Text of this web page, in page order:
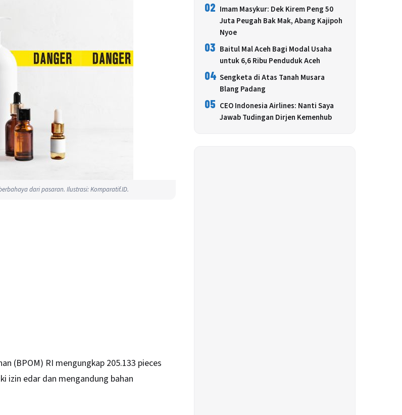
dari pasaran. Ilustrasi: Komparatif.ID.
(BPOM) RI mengungkap 205.133 pieces
izin edar dan mengandung bahan
02 Imam Masykur: Dek Kirem Peng 50
Juta Peugah Bak Mak, Abang Kajipoh
Nyoe
03 Baitul Mal Aceh Bagi Modal Usaha
untuk 6,6 Ribu Penduduk Aceh
04 Sengketa di Atas Tanah Musara
Blang Padang
05 CEO Indonesia Airlines: Nanti Saya
Jawab Tudingan Dirjen Kemenhub